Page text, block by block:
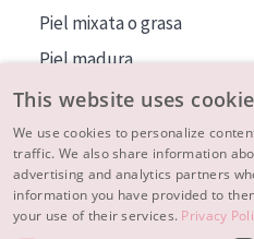
Piel mixata o grasa
Piel madura
Piel expuesta al sol
Piel menopáusica
MÁS SOBRE NOSOTROS
INSPIRACIÓN
This website uses
We use cookies to personalize
traffic. We also share information
advertising and analytics partners
information you have provided to
your use of their services. Privacy